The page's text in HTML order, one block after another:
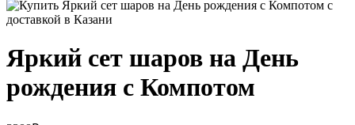
Яркий сет шаров на День
рождения с Компотом